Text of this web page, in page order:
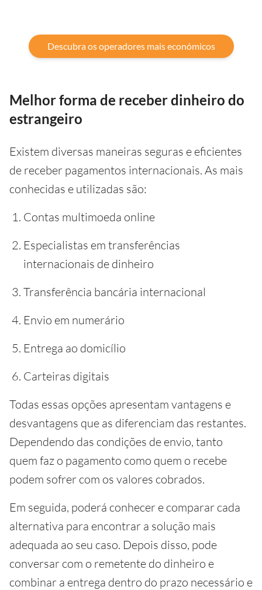
Descubra os operadores mais económicos
Melhor forma de receber dinheiro do
estrangeiro
Existem diversas maneiras seguras e eficientes
de receber pagamentos internacionais. As mais
conhecidas e utilizadas são:
Contas multimoeda online
Especialistas em transferências
internacionais de dinheiro
Transferência bancária internacional
Envio em numerário
Entrega ao domicílio
Carteiras digitais
Todas essas opções apresentam vantagens e
desvantagens que as diferenciam das restantes.
Dependendo das condições de envio, tanto
quem faz o pagamento como quem o recebe
podem sofrer com os valores cobrados.
Em seguida, poderá conhecer e comparar cada
alternativa para encontrar a solução mais
adequada ao seu caso. Depois disso, pode
conversar com o remetente do dinheiro e
combinar a entrega dentro do prazo necessário e